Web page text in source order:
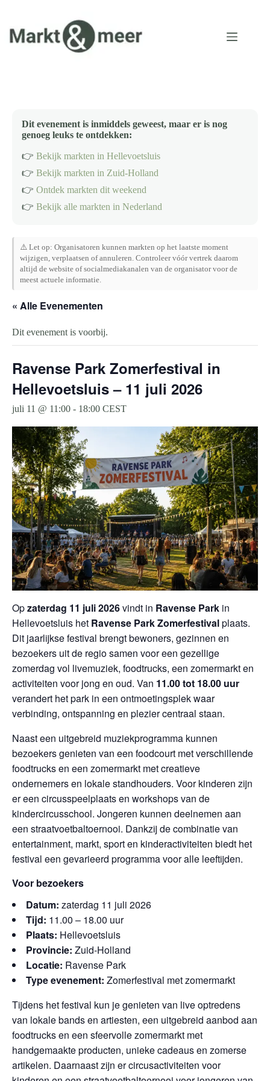
inhoud
Dit evenement is inmiddels geweest, maar er is nog
genoeg leuks te ontdekken:
👉 Bekijk markten in Hellevoetsluis
👉 Bekijk markten in Zuid-Holland
👉 Ontdek markten dit weekend
👉 Bekijk alle markten in Nederland
⚠️ Let op: Organisatoren kunnen markten op het laatste moment
wijzigen, verplaatsen of annuleren. Controleer vóór vertrek daarom
altijd de website of socialmediakanalen van de organisator voor de
meest actuele informatie.
« Alle Evenementen
Dit evenement is voorbij.
Ravense Park Zomerfestival in
Hellevoetsluis – 11 juli 2026
juli 11 @ 11:00 - 18:00 CEST
Opzaterdag 11 juli 2026vindt in Ravense Park in
Hellevoetsluis het Ravense Park Zomerfestivalplaats.
Dit jaarlijkse festival brengt bewoners, gezinnen en
bezoekers uit de regio samen voor een gezellige
zomerdag vol livemuziek, foodtrucks, een zomermarkt en
activiteiten voor jong en oud. Van 11.00 tot 18.00 uur
verandert het park in een ontmoetingsplek waar
verbinding, ontspanning en plezier centraal staan.
Naast een uitgebreid muziekprogramma kunnen
bezoekers genieten van een foodcourt met verschillende
foodtrucks en een zomermarkt met creatieve
ondernemers en lokale standhouders. Voor kinderen zijn
er een circusspeelplaats en workshops van de
kindercircusschool. Jongeren kunnen deelnemen aan
een straatvoetbaltoernooi. Dankzij de combinatie van
entertainment, markt, sport en kinderactiviteiten biedt het
festival een gevarieerd programma voor alle leeftijden.
Voor bezoekers
Datum: zaterdag 11 juli 2026
Tijd: 11.00 – 18.00 uur
Plaats: Hellevoetsluis
Provincie: Zuid-Holland
Locatie: Ravense Park
Type evenement: Zomerfestival met zomermarkt
Tijdens het festival kun je genieten van live optredens
van lokale bands en artiesten, een uitgebreid aanbod aan
foodtrucks en een sfeervolle zomermarkt met
handgemaakte producten, unieke cadeaus en zomerse
artikelen. Daarnaast zijn er circusactiviteiten voor